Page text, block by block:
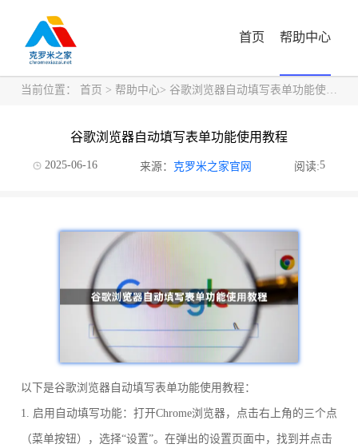
首页 帮助中心
当前位置： 首页 > 帮助中心> 谷歌浏览器自动填写表单功能使用教程
谷歌浏览器自动填写表单功能使用教程
2025-06-16 来源： 克罗米之家官网 阅读:5
以下是谷歌浏览器自动填写表单功能使用教程：
1. 启用自动填写功能：打开Chrome浏览器，点击右上角的三个点
（菜单按钮），选择“设置”。在弹出的设置页面中，找到并点击